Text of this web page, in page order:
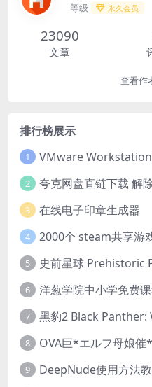
等级 永久会员
23090
文章
查看作
排行榜展示
1
2 夸克网盘直链下载 解
3 在线电子印章生成器
4 2000个 steam共享游
5
6 洋葱学院中小学免费
7
8
9 DeepNude使用方法